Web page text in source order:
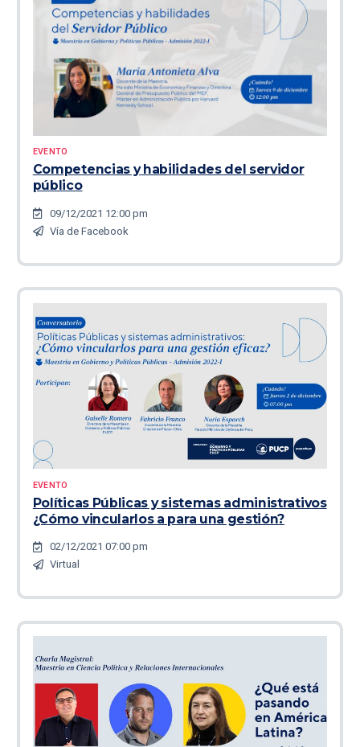
EVENTO
Competencias y habilidades del servidor
público
09/12/2021 12:00 pm
Vía de Facebook
EVENTO
Políticas Públicas y sistemas administrativos
¿Cómo vincularlos a para una gestión?
02/12/2021 07:00 pm
Virtual